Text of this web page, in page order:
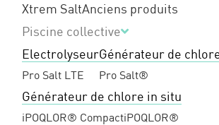
Xtrem SaltAnciens produits
Piscine collective
Electrolyseur
Pro Salt LTE
Générateur de
Pro Salt®
Générateur de chlore in situ
iPOQLOR® CompactiPOQLOR®